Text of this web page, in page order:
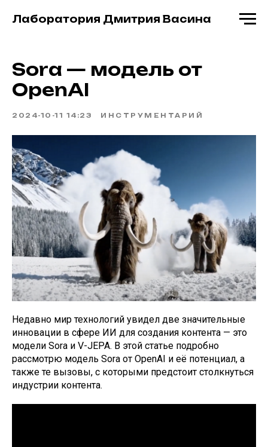
Лаборатория Дмитрия Васина
Sora — модель от
OpenAI
2024-10-11 14:23 ИНСТРУМЕНТАРИЙ
Недавно мир технологий увидел две значительные
инновации в сфере ИИ для создания контента — это
модели Sora и V-JEPA. В этой статье подробно
рассмотрю модель Sora от OpenAI и её потенциал, а
также те вызовы, с которыми предстоит столкнуться
индустрии контента.